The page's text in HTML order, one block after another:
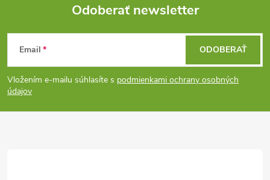
Z
á
p
Odoberať newsletter
Email
Vložením e-mailu súhlasíte s podmienkami ochrany osobných
údajov
ODOBERAŤ